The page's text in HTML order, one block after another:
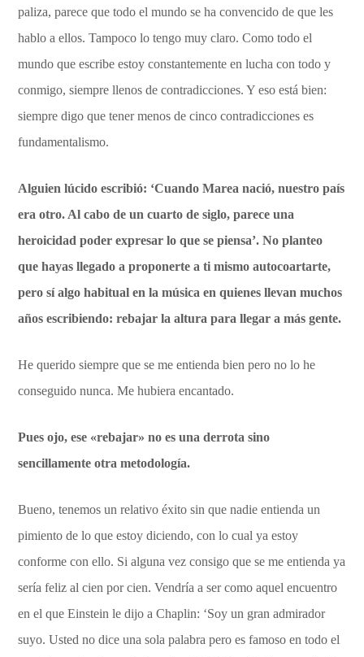
paliza, parece que todo el mundo se ha convencido de que les
hablo a ellos. Tampoco lo tengo muy claro. Como todo el
mundo que escribe estoy constantemente en lucha con todo y
conmigo, siempre llenos de contradicciones. Y eso está bien:
siempre digo que tener menos de cinco contradicciones es
fundamentalismo.
Alguien lúcido escribió: ‘Cuando Marea nació, nuestro país
era otro. Al cabo de un cuarto de siglo, parece una
heroicidad poder expresar lo que se piensa’. No planteo
que hayas llegado a proponerte a ti mismo autocoartarte,
pero sí algo habitual en la música en quienes llevan muchos
años escribiendo: rebajar la altura para llegar a más gente.
He querido siempre que se me entienda bien pero no lo he
conseguido nunca. Me hubiera encantado.
Pues ojo, ese «rebajar» no es una derrota sino
sencillamente otra metodología.
Bueno, tenemos un relativo éxito sin que nadie entienda un
pimiento de lo que estoy diciendo, con lo cual ya estoy
conforme con ello. Si alguna vez consigo que se me entienda ya
sería feliz al cien por cien. Vendría a ser como aquel encuentro
en el que Einstein le dijo a Chaplin: ‘Soy un gran admirador
suyo. Usted no dice una sola palabra pero es famoso en todo el